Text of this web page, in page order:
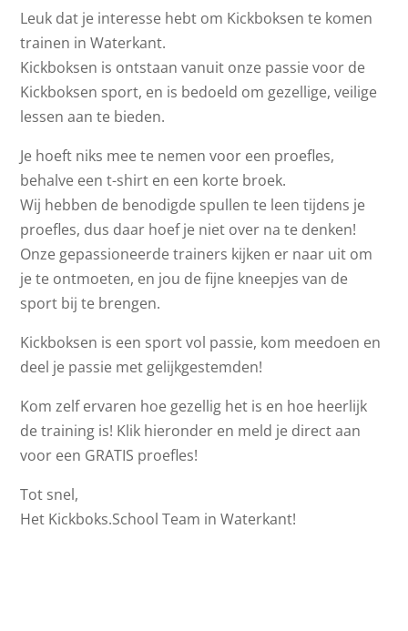
Leuk dat je interesse hebt om Kickboksen te komen
trainen in Waterkant.
Kickboksen is ontstaan vanuit onze passie voor de
Kickboksen sport, en is bedoeld om gezellige, veilige
lessen aan te bieden.
Je hoeft niks mee te nemen voor een proefles,
behalve een t-shirt en een korte broek.
Wij hebben de benodigde spullen te leen tijdens je
proefles, dus daar hoef je niet over na te denken!
Onze gepassioneerde trainers kijken er naar uit om
je te ontmoeten, en jou de fijne kneepjes van de
sport bij te brengen.
Kickboksen is een sport vol passie, kom meedoen en
deel je passie met gelijkgestemden!
Kom zelf ervaren hoe gezellig het is en hoe heerlijk
de training is! Klik hieronder en meld je direct aan
voor een GRATIS proefles!
Tot snel,
Het Kickboks.School Team in Waterkant!